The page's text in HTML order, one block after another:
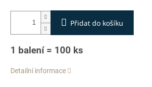
Přidat do košíku
1 balení = 100 ks
Detailní informace